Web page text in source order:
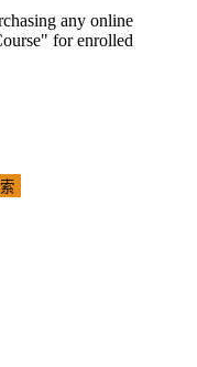
any online
for enrolled